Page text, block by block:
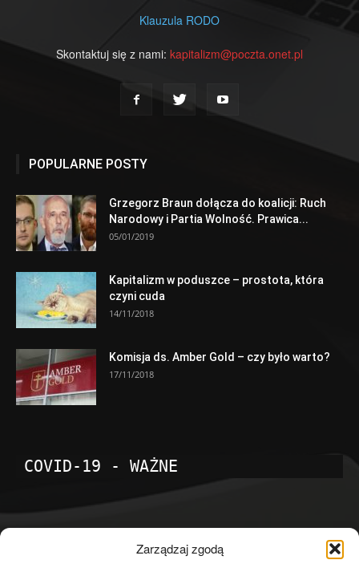
Zarządzaj zgodą
Klauzula RODO
Skontaktuj się z nami: kapitalizm@poczta.onet.pl
POPULARNE POSTY
Grzegorz Braun dołącza do koalicji: Ruch
Narodowy i Partia Wolność. Prawica...
05/01/2019
Kapitalizm w poduszce – prostota, która
czyni cuda
14/11/2018
Komisja ds. Amber Gold – czy było warto?
17/11/2018
COVID-19 - WAŻNE